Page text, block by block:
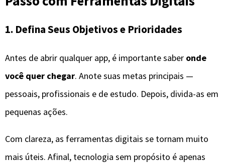
1. Defina Seus Objetivos e Prioridades
Antes de abrir qualquer app, é importante saber onde
você quer chegar. Anote suas metas principais —
pessoais, profissionais e de estudo. Depois, divida-as em
pequenas ações.
Com clareza, as ferramentas digitais se tornam muito
mais úteis. Afinal, tecnologia sem propósito é apenas